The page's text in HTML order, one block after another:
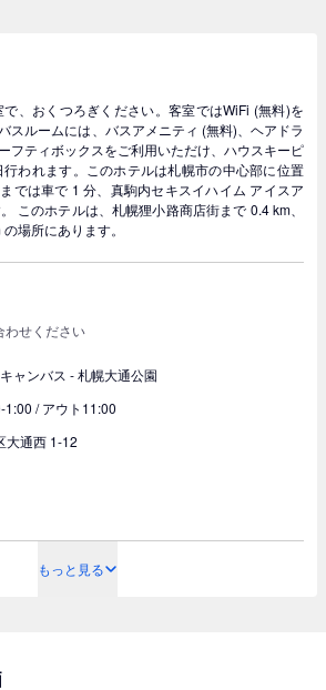
、おくつろぎください。客室ではWiFi (無料)を
スルームには、バスアメニティ (無料)、ヘアドラ
フティボックスをご利用いただけ、ハウスキーピ
われます。このホテルは札幌市の中心部に位置
では車で 1 分、真駒内セキスイハイム アイスア
このホテルは、札幌狸小路商店街まで 0.4 km、
場所にあります。
わせください
ャンバス - 札幌大通公園
1:00 /アウト11:00
大通西 1-12
もっと見る